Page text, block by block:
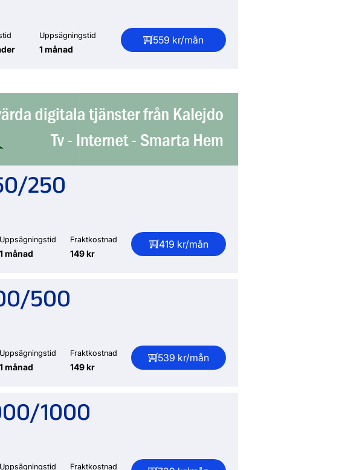
Uppsägningstid
1 månad
559 kr/mån
250
Uppsägningstid
1 månad
Fraktkostnad
149 kr
419 kr/mån
500
Uppsägningstid
1 månad
Fraktkostnad
149 kr
539 kr/mån
1000
Uppsägningstid Fraktkostnad